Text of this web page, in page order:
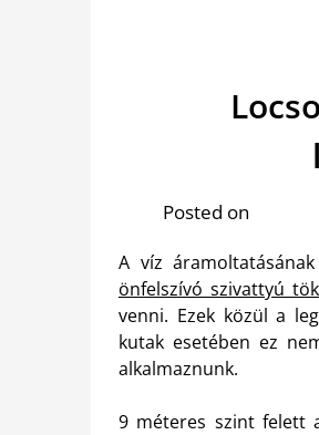
Posted on
A víz
önfelszívó szivattyú
venni. Ezek közül a
kutak esetében ez
alkalmaznunk.
9 méteres szint felett